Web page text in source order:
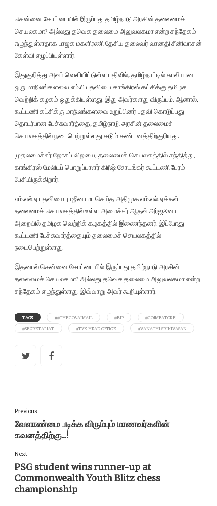
சென்னை கோட்டையில் இருப்பது தமிழ்நாடு அரசின் தலைமைச்
செயலகமா? அல்லது தவெக தலைமை அலுவலகமா என்ற சந்தேகம்
எழுந்துள்ளதாக பாஜக மகளிரணி தேசிய தலைவர் வானதி சீனிவாசன்
கேள்வி எழுப்பியுள்ளார்.
இதுகுறித்து அவர் வெளியிட்டுள்ள பதிவில், தமிழ்நாட்டில் காலியான
ஒரு மாநிலங்களவை எம்.பி பதவியை காங்கிரஸ் கட்சிக்கு தமிழக
வெற்றிக் கழகம் ஒதுக்கியுள்ளது. இது அவர்களது விருப்பம். ஆனால்,
கூட்டணி கட்சிக்கு மாநிலங்களவை உறுப்பினர் பதவி கொடுப்பது
தொடர்பான பேச்சுவார்த்தை, தமிழ்நாடு அரசின் தலைமைச்
செயலகத்தில் நடைபெற்றுள்ளது கடும் கண்டனத்திற்குரியது.
முதலமைச்சர் ஜோசப் விஜயை, தலைமைச் செயலகத்தில் சந்தித்து,
காங்கிரஸ் மேலிடப் பொறுப்பாளர் கிரீஷ் சோடங்கர் கூட்டணி பேரம்
பேசியிருக்கிறார்.
எம்.எல்.ஏ பதவியை ராஜினாமா செய்த அதிமுக எம்.எல்.ஏக்கள்
தலைமைச் செயலகத்தில் உள்ள அமைச்சர் ஆதவ் அர்ஜூனா
அறையில் தமிழக வெற்றிக் கழகத்தில் இணைந்தனர். இப்போது
கூட்டணி பேச்சுவார்த்தையும் தலைமைச் செயலகத்தில்
நடைபெற்றுள்ளது.
இதனால் சென்னை கோட்டையில் இருப்பது தமிழ்நாடு அரசின்
தலைமைச் செயலகமா? அல்லது தவெக தலைமை அலுவலகமா என்ற
சந்தேகம் எழுந்துள்ளது. இவ்வாறு அவர் கூறியுள்ளார்.
TAGS ##THECOVAIMAIL #BJP
#COIMBATORE
#SECRETARIAT
#TVK HEAD OFFICE #VANATHI SRINIVASAN
Previous
வேளாண்மை படிக்க விரும்பும் மாணவர்களின்
கவனத்திற்கு...!
Next
PSG student wins runner-up at
Commonwealth Youth Blitz chess
championship